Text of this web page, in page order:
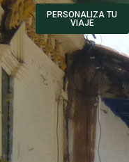
PERSONALIZA TU
VIAJE